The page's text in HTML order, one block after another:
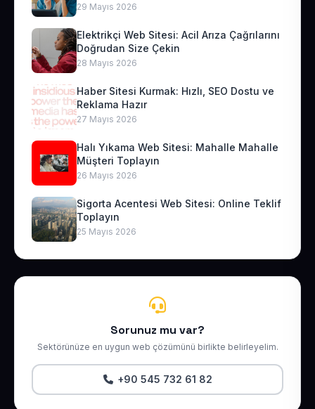
29 Mayıs 2026
Elektrikçi Web Sitesi: Acil Arıza Çağrılarını
Doğrudan Size Çekin
28 Mayıs 2026
Haber Sitesi Kurmak: Hızlı, SEO Dostu ve
Reklama Hazır
27 Mayıs 2026
Halı Yıkama Web Sitesi: Mahalle Mahalle
Müşteri Toplayın
26 Mayıs 2026
Sigorta Acentesi Web Sitesi: Online Teklif
Toplayın
25 Mayıs 2026
Sorunuz mu var?
Sektörünüze en uygun web çözümünü birlikte belirleyelim.
+90 545 732 61 82